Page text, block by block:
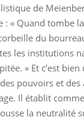
de
: « Quand tombe
du
les institutions
» Et c’est
pouvoirs et
Il établit
la neutralité